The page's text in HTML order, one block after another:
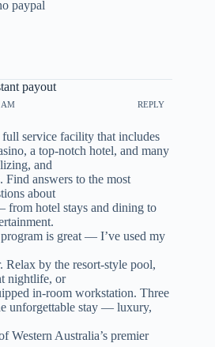
paypal
payout
AM REPLY
service facility that includes
a top-notch hotel, and many
and
Find answers to the most
about
from hotel stays and dining to
is great — I’ve used my
Relax by the resort-style pool,
nightlife, or
in-room workstation. Three
unforgettable stay — luxury,
Western Australia’s premier